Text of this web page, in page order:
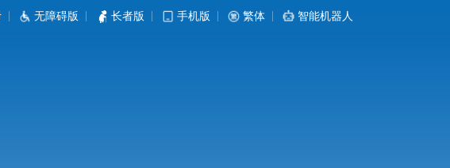
无障碍版 长者版 手机版 繁体 智能机器人